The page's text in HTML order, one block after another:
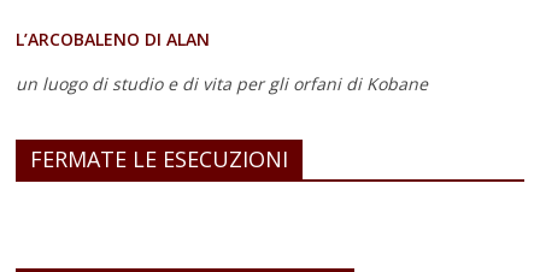
L’ARCOBALENO DI ALAN
un luogo di studio e di vita per gli orfani di Kobane
FERMATE LE ESECUZIONI